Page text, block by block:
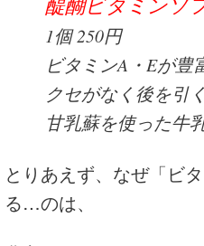
1個 250円
ビタミンA・Eが
クセがなく後を引
甘乳蘇を使った牛
とりあえず、なぜ「ビ
る…のは、